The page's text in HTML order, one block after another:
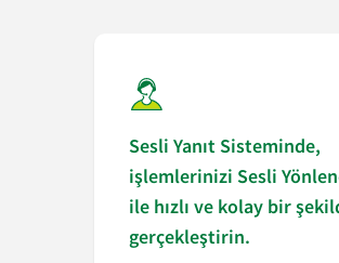
Sesli Yanıt Sisteminde,
işlemlerinizi Sesli
ile hızlı ve kolay bir
gerçekleştirin.